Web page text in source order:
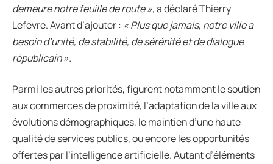
demeure notre feuille de route », a déclaré Thierry
Lefevre. Avant d’ajouter : « Plus que jamais, notre ville a
besoin d’unité, de stabilité, de sérénité et de dialogue
républicain ».
Parmi les autres priorités, figurent notamment le soutien
aux commerces de proximité, l’adaptation de la ville aux
évolutions démographiques, le maintien d’une haute
qualité de services publics, ou encore les opportunités
offertes par l’intelligence artificielle. Autant d’éléments